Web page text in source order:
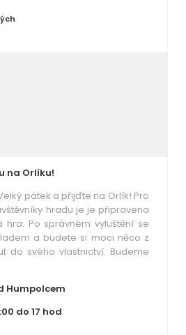
na Orlíku!
pátek a přijďte na Orlík! Pro
hradu je je připravena
hra. Po správném vyluštění se
a budete si moci něco z
do svého vlastnictví. Budeme
Humpolcem
do 17 hod.